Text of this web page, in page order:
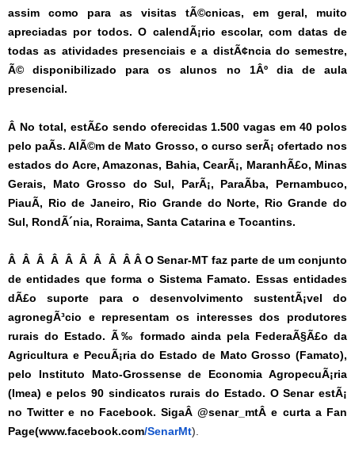
assim como para as visitas tÃ©cnicas, em geral, muito
apreciadas por todos. O calendÃ¡rio escolar, com datas de
todas as atividades presenciais e a distÃ¢ncia do semestre,
Ã© disponibilizado para os alunos no 1Âº dia de aula
presencial.
Â No total, estÃ£o sendo oferecidas 1.500 vagas em 40 polos
pelo paÃ­s. AlÃ©m de Mato Grosso, o curso serÃ¡ ofertado nos
estados do Acre, Amazonas, Bahia, CearÃ¡, MaranhÃ£o, Minas
Gerais, Mato Grosso do Sul, ParÃ¡, ParaÃ­ba, Pernambuco,
PiauÃ­, Rio de Janeiro, Rio Grande do Norte, Rio Grande do
Sul, RondÃ´nia, Roraima, Santa Catarina e Tocantins.
Â Â Â Â Â Â Â Â Â Â O Senar-MT faz parte de um conjunto
de entidades que forma o Sistema Famato. Essas entidades
dÃ£o suporte para o desenvolvimento sustentÃ¡vel do
agronegÃ³cio e representam os interesses dos produtores
rurais do Estado. Ã‰ formado ainda pela FederaÃ§Ã£o da
Agricultura e PecuÃ¡ria do Estado de Mato Grosso (Famato),
pelo Instituto Mato-Grossense de Economia AgropecuÃ¡ria
(Imea) e pelos 90 sindicatos rurais do Estado. O Senar estÃ¡
no Twitter e no Facebook. SigaÂ@senar_mtÂ e curta a Fan
Page(www.facebook.com/SenarMt).